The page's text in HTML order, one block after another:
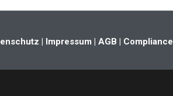
| Impressum | AGB | Compliance